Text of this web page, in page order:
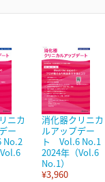
ニカ
ー
消化器クリニカ
ルアップデー
ト Vol.6 No.1
2024年（Vol.6
No.1）
¥3,960